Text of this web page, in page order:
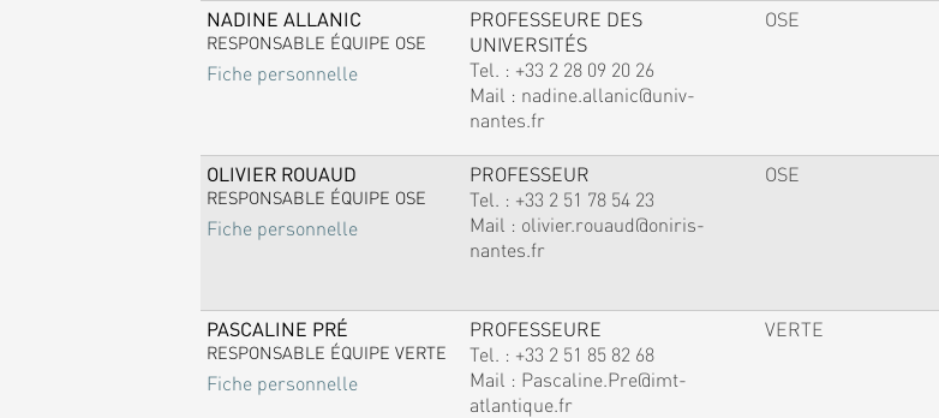
NADINE ALLANIC
RESPONSABLE ÉQUIPE OSE
Fiche personnelle
PROFESSEURE DES
UNIVERSITÉS
Tel. : +33 2 28 09 20 26
Mail : nadine.allanic@univ-
nantes.fr
OSE
OLIVIER ROUAUD
RESPONSABLE ÉQUIPE OSE
Fiche personnelle
PROFESSEUR
Tel. : +33 2 51 78 54 23
Mail : olivier.rouaud@oniris-
nantes.fr
OSE
PASCALINE PRÉ
RESPONSABLE ÉQUIPE VERTE
Fiche personnelle
PROFESSEURE
Tel. : +33 2 51 85 82 68
Mail : Pascaline.Pre@imt-
atlantique.fr
VERTE